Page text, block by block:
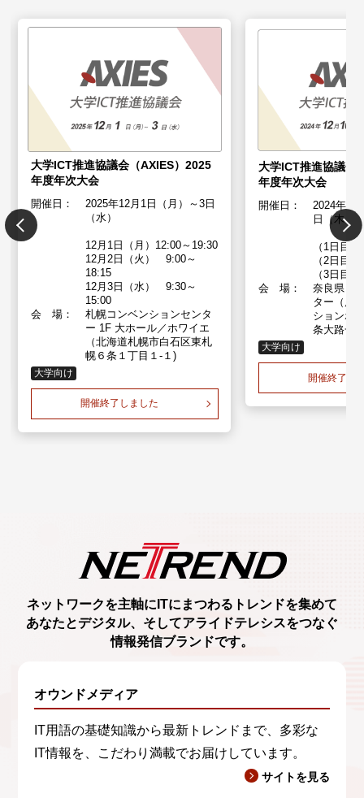
大学ICT推進協議会（AXIES）2025
年度年次大会
開催日：
2025年12月1日（月）～3日
（水）
12月1日（月）12:00～19:30
12月2日（火） 9:00～
18:15
12月3日（水） 9:30～
15:00
会 場：
札幌コンベンションセンタ
ー 1F 大ホール／ホワイエ
（北海道札幌市白石区東札
幌６条１丁目１-１)
大学向け
開催終了しました
大学ICT推進協議会
年度年次大会
開催日：
2024年12
日（木）
（1日目
（2日目
（3日目
会 場：
奈良県コ
ター（展
ションホ
条大路一
大学向け
開催終了し
ネットワークを主軸に ITにまつわるトレンドを集めて
あなたとデジタル、 そしてアライドテレシスをつなぐ
情報発信ブランドです。
オウンドメディア
IT用語の基礎知識から最新トレンドまで、多彩な
IT情報を、こだわり満載でお届けしています。
サイトを見る